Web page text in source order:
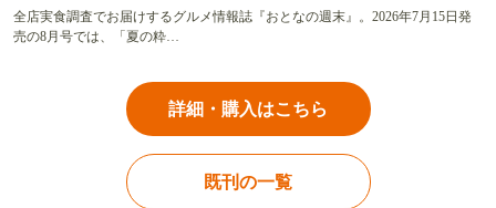
全店実食調査でお届けするグルメ情報誌『おとなの週末』。2026年7月15日発
売の8月号では、「夏の粋…
詳細・購入はこちら
既刊の一覧